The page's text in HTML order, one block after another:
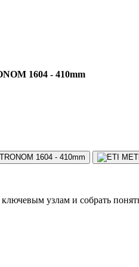
1604 - 410mm
узлам и собрать